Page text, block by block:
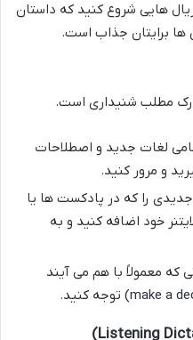
هایی شروع کنید که داستان
ها برایتان جذاب است.
مطلب شنیداری است.
لغات جدید و اصطلاحات
و مرور کنید.
را که در پادکست ها یا
خود اضافه کنید و به
که معمولاً با هم می آیند